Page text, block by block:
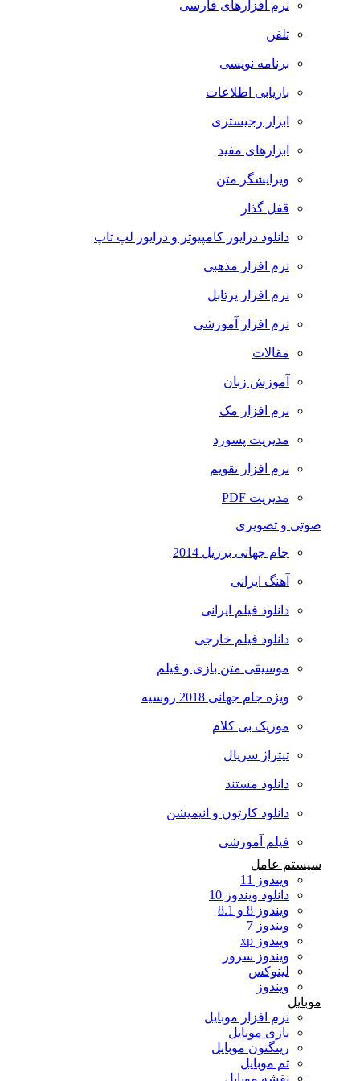
نرم افزارهای فارسی
تلفن
برنامه نویسی
بازیابی اطلاعات
ابزار رجیستری
ابزارهای مفید
ویرایشگر متن
قفل گذار
دانلود درایور کامپیوتر و درایور لپ تاپ
نرم افزار مذهبی
نرم افزار پرتابل
نرم افزار آموزشی
مقالات
آموزش زبان
نرم افزار مک
مدیریت پسورد
نرم افزار تقویم
مدیریت PDF
صوتی و تصویری
جام جهانی برزیل 2014
آهنگ ایرانی
دانلود فیلم ایرانی
دانلود فیلم خارجی
موسیقی متن بازی و فیلم
ویژه جام جهانی 2018 روسیه
موزیک بی کلام
تیتراژ سریال
دانلود مستند
دانلود کارتون و انیمیشن
فیلم آموزشی
سیستم عامل
ویندوز 11
دانلود ویندوز 10
ویندوز 8 و 8.1
ویندوز 7
ویندوز xp
ویندوز سرور
لینوکس
ویندوز
موبایل
نرم افزار موبایل
بازی موبایل
رینگتون موبایل
تم موبایل
نقشه موبایل